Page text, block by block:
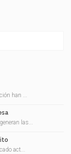
han ...
las...
act...